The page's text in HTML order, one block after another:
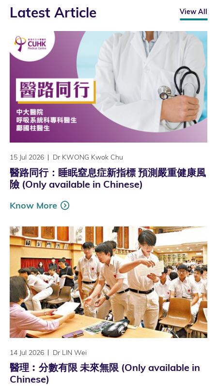
Latest Article View All
15 Jul 2026 Dr KWONG Kwok Chu
醫路同行：睡眠窒息症新指標 預測嚴重健康風
險 (Only available in Chinese)
Know More
14 Jul 2026 Dr LIN Wei
醫理︰分數有限 未來無限 (Only available in
Chinese)